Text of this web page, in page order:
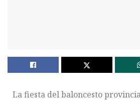
La fiesta del baloncesto